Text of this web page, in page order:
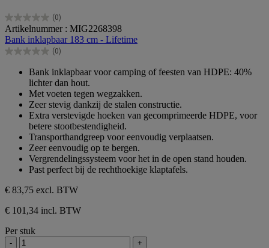
(0)
0.0
van
de
5
Artikelnummer : MIG2268398
Bank inklapbaar 183 cm - Lifetime
(0)
0.0
sterren.
Bank inklapbaar voor camping of feesten van HDPE: 40%
lichter dan hout.
Met voeten tegen wegzakken.
Zeer stevig dankzij de stalen constructie.
Extra verstevigde hoeken van gecomprimeerde HDPE, voor
betere stootbestendigheid.
Transporthandgreep voor eenvoudig verplaatsen.
Zeer eenvoudig op te bergen.
Vergrendelingssysteem voor het in de open stand houden.
Past perfect bij de rechthoekige klaptafels.
€ 83,75 excl. BTW
€ 101,34 incl. BTW
Per stuk
- +